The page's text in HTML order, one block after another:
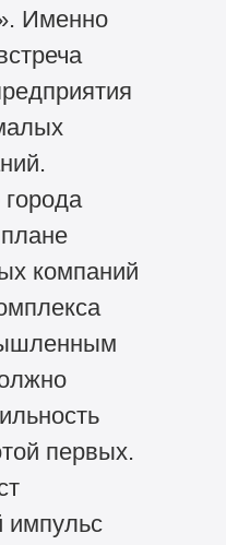
Именно
компаний
первых.
импульс